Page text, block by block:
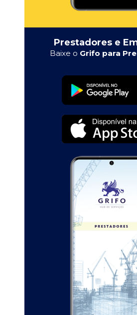
Prestadores e
Baixe o Grifo para